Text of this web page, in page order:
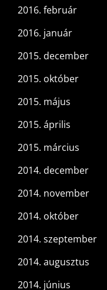
2016. február
2016. január
2015. december
2015. október
2015. május
2015. április
2015. március
2014. december
2014. november
2014. október
2014. szeptember
2014. augusztus
2014. június